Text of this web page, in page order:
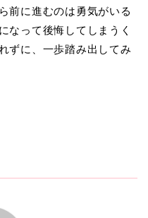
前に進むのは勇気がいる
なって後悔してしまうく
ずに、一歩踏み出してみ